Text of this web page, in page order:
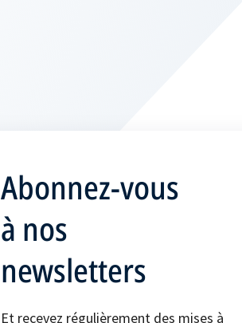
Abonnez-vous
à nos
newsletters
Et recevez régulièrement des mises à